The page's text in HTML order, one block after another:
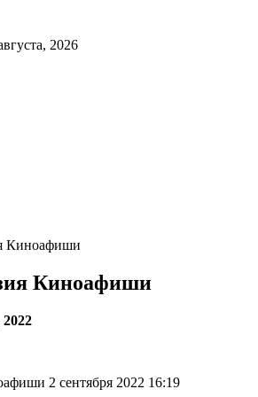
2026
Киноафиши
Киноафиши
2 сентября 2022 16:19